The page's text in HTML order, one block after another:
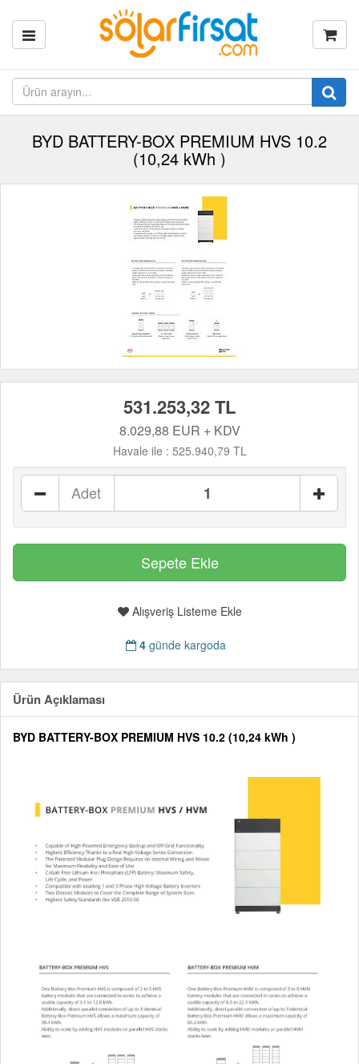
BYD BATTERY-BOX PREMIUM HVS 10.2
(10,24 kWh )
531.253,32 TL
8.029,88 EUR + KDV
Havale ile : 525.940,79 TL
Adet
Alışveriş Listeme Ekle
4günde kargoda
Ürün Açıklaması
BYD BATTERY-BOX PREMIUM HVS 10.2 (10,24 kWh )